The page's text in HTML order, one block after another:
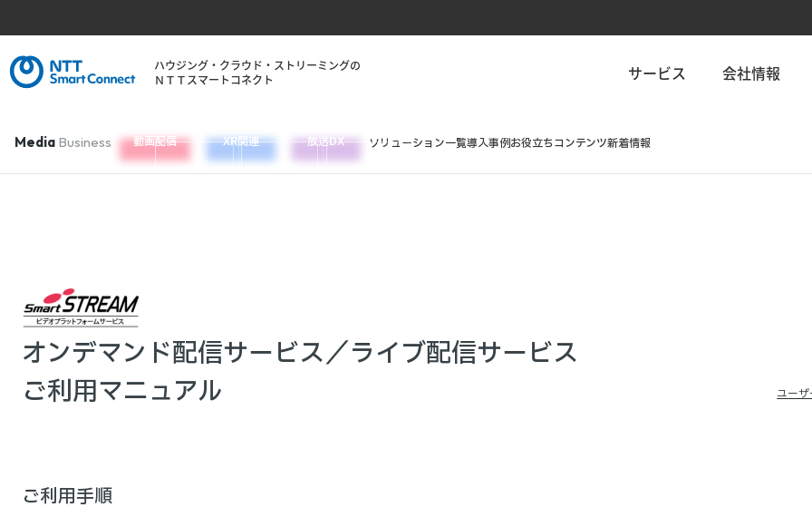
ハウジング・クラウド・ストリーミングの
ＮＴＴスマートコネクト
サービス 会社情報
MediaBusiness 動画配信 XR関連 放送DX ソリューション一覧導入事例お役立ちコンテンツ新着情報
オンデマンド配信サービス／ライブ配信サービス
ご利用マニュアル
ユー
ご利用手順